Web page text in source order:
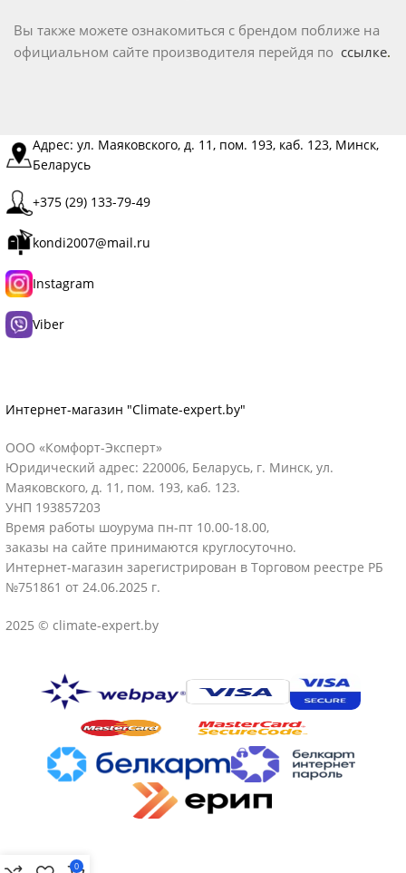
Вы также можете ознакомиться c брендом поближе на
официальном сайте производителя перейдя по ссылке.
Интернет-магазин "Climate-expert.by"
ООО «Комфорт-Эксперт»
Юридический адрес: 220006, Беларусь, г. Минск, ул.
Маяковского, д. 11, пом. 193, каб. 123.
УНП 193857203
Время работы шоурума пн-пт 10.00-18.00,
заказы на сайте принимаются круглосуточно.
Интернет-магазин зарегистрирован в Торговом реестре РБ
№751861 от 24.06.2025 г.
2025 © climate-expert.by
Адрес: ул. Маяковского, д. 11, пом. 193, каб. 123, Минск,
Беларусь
+375 (29) 133-79-49
kondi2007@mail.ru
Instagram
Viber
0